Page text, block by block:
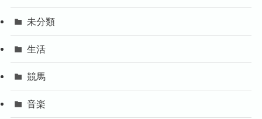
未分類
生活
競馬
音楽